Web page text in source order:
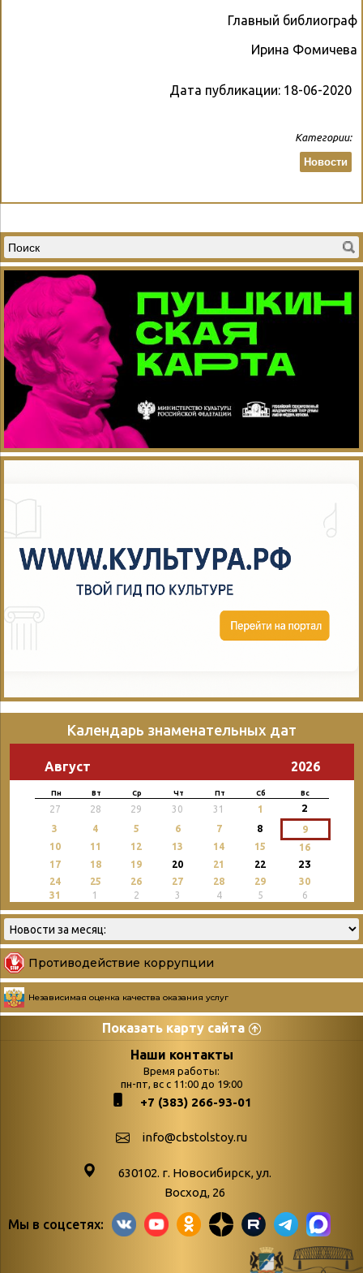
Главный библиограф
Ирина Фомичева
Дата публикации: 18-06-2020
Категории:
Новости
Календарь знаменательных дат
Август 2026
Пн Вт Ср Чт Пт Сб Вс
27 28 29 30 31 1 2
3 4 5 6 7 8
9
10
11 12 13 14 15
16
17
18 19 20 21 22 23
24 25 26 27 28 29
30
31
1 2 3 4 5 6
Противодействие коррупции
Независимая оценка качества оказания услуг
Показать карту сайта
Страницы
podvedenie-itogov-festivalya-
paskhalnaya-palitra
Библионочь – как ярмарка точь-в-
поступлений
Война. Народ.
живые»
«Мне всё
Наши контакты
Время работы:
пн-пт, вс с 11:00 до 19:00
+7 (383) 266-93-01
info@cbstolstoy.ru
630102. г. Новосибирск, ул.
Восход, 26
Мы в соцсетях: